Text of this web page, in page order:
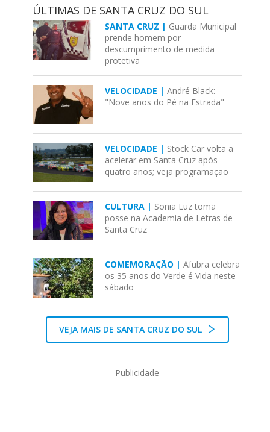
ÚLTIMAS DE SANTA CRUZ DO SUL
SANTA CRUZ | Guarda Municipal
prende homem por
descumprimento de medida
protetiva
VELOCIDADE |André Black:
"Nove anos do Pé na Estrada"
VELOCIDADE | Stock Car volta a
acelerar em Santa Cruz após
quatro anos; veja programação
CULTURA | Sonia Luz toma
posse na Academia de Letras de
Santa Cruz
COMEMORAÇÃO |Afubra celebra
os 35 anos do Verde é Vida neste
sábado
VEJA MAIS DE SANTA CRUZ DO SUL
Publicidade